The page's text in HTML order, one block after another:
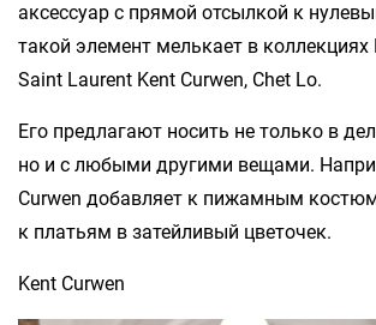
аксессуар с прямой отсылкой к
такой элемент мелькает в коллекциях
Saint Laurent Kent Curwen, Chet Lo.
Его предлагают носить не только в
но и с любыми другими вещами.
Curwen добавляет к пижамным
к платьям в затейливый цветочек.
Kent Curwen